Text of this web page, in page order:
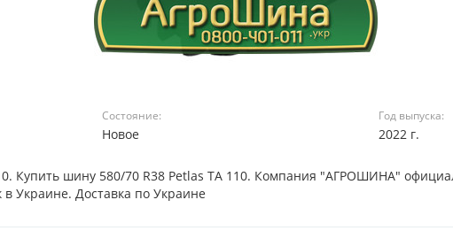
Состояние:
Новое
Год выпуска:
2022 г.
Купить шину 580/70 R38 Petlas TA 110. Компания "АГРОШИНА"
Украине. Доставка по Украине